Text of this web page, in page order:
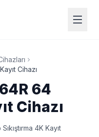
Cihazı
64
Cihazı
4K Kayıt